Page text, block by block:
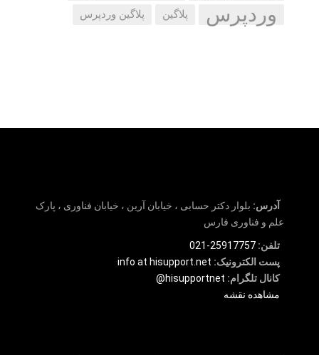
وردپرس پلاگین پلاگین وردپرس
آدرس: بلوار دکتر حسابی ، خیابان آرین ، خیابان فناوری ، پارک
علم و فناوری فارس
تلفن: 25917757-021
پست الکترونیک: info at hisupport.net
کانال تلگرام: hisupportnet@
مشاهده نقشه